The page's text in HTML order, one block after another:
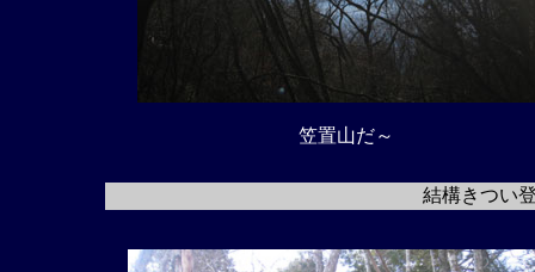
笠置山だ～
結構きつい